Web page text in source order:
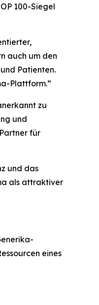
100-Siegel
auch um den
Patienten.
Plattform.“
zu
und
für
und das
als attraktiver
eines